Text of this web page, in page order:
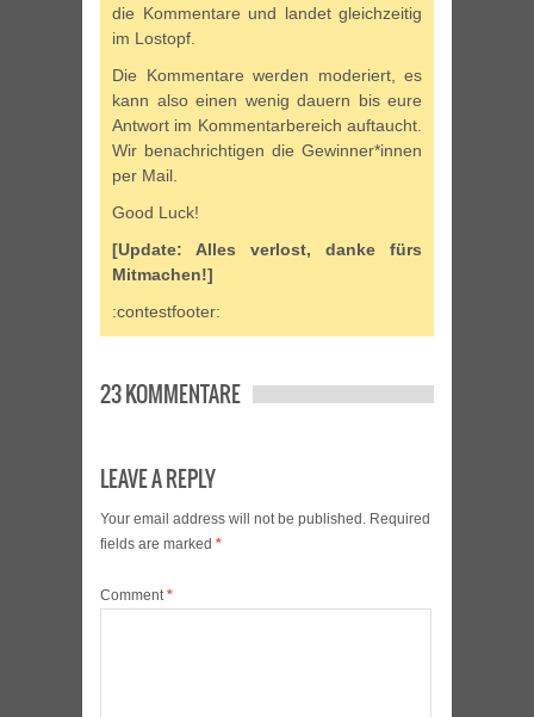
die Kommentare und landet gleichzeitig
im Lostopf.
Die Kommentare werden moderiert, es
kann also einen wenig dauern bis eure
Antwort im Kommentarbereich auftaucht.
Wir benachrichtigen die Gewinner*innen
per Mail.
Good Luck!
[Update: Alles verlost, danke fürs
Mitmachen!]
:contestfooter:
23 KOMMENTARE
LEAVE A REPLY
Your email address will not be published. Required
fields are marked *
Comment*